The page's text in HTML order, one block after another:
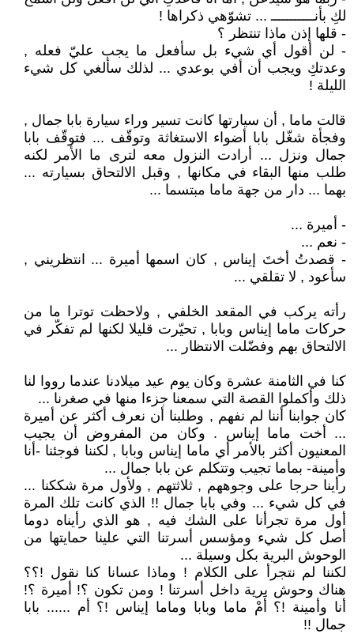
لكِ بأنـــــــــــ ... تشوّهي ذكراها !
- قلها إذن ماذا تنتظر ؟
- لن أقول أي شيء بل سأفعل ما يجب عليّ فعله ,
وعدتكِ ويجب أن أفي بوعدي ... لذلك سألغي كل شيء
الليلة !
قالت ماما , أن سيارتها كانت تسير وراء سيارة بابا جمال ,
وفجأة شغّل بابا أضواء الاستغاثة وتوقّف ... فتوقّف بابا
جمال ونزل ... أرادت النزول معه لترى ما الأمر لكنه
طلب منها البقاء في مكانها , وقبل الالتحاق بسيارته ...
بهما ... دار من جهة ماما مبتسما ...
- أميرة ...
- نعم ...
- قصدتُ أختَ إيناس , كان اسمها أميرة ... انتظريني ,
سأعود , لا تقلقي ...
رأته يركب في المقعد الخلفي , ولاحظت توترا ما من
حركات ماما إيناس وبابا , تحيّرت قليلا لكنها لم تفكّر في
الالتحاق بهم وفضّلت الانتظار ...
كنا في الثامنة عشرة وكان يوم عيد ميلادنا عندما رووا لنا
ذلك وأكملوا القصة التي سمعنا جزءا منها في صغرنا ...
كان جوابنا أننا لم نفهم , وطلبنا أن نعرف أكثر عن أميرة
... أخت ماما إيناس . وكان من المفروض أن يجيب
المعنيون أكثر بالأمر أي ماما إيناس وبابا , لكننا فوجئنا -أنا
وأمينة- بماما تجيب وتتكلم عن بابا جمال ...
رأينا حرجا على وجوههم , ثلاثتهم , ولأول مرة شككنا ...
في كل شيء ... وفي بابا جمال !! الذي كانت تلك المرة
أول مرة تجرأنا على الشك فيه , هو الذي رأيناه دوما
أصل كل شيء ومؤسس أسرتنا التي علينا حمايتها من
الوحوش البرية بكل وسيلة ...
لكننا لم نتجرأ على الكلام ! وماذا عسانا كنا نقول !؟؟
هناك وحوش برية داخل أسرتنا ! ومن تكون ؟! أميرة ؟!
أنا وأمينة !؟ أَمْ ماما وبابا وماما إيناس !؟ أم ...... بابا
جمال !!